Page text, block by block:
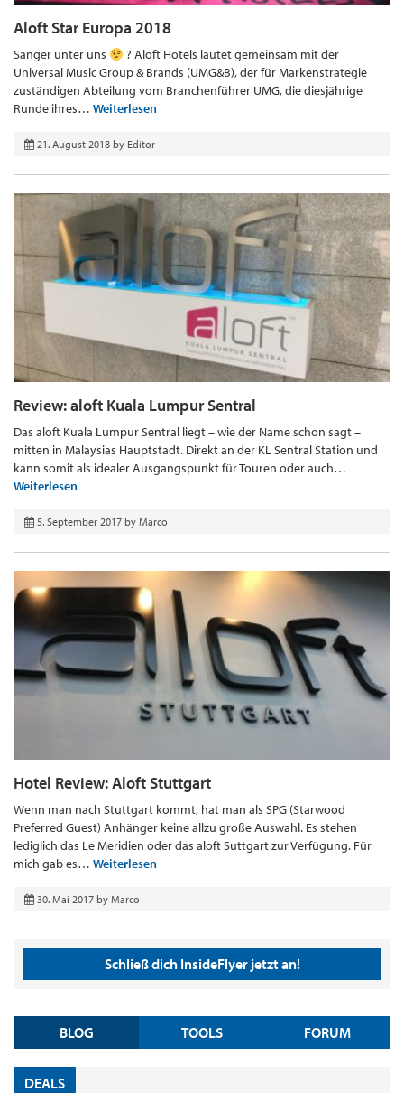
Aloft Star Europa 2018
Sänger unter uns
? Aloft Hotels läutet gemeinsam mit der
Universal Music Group & Brands (UMG&B), der für Markenstrategie
zuständigen Abteilung vom Branchenführer UMG, die diesjährige
Runde ihres… Weiterlesen
21. August 2018 by Editor
Review: aloft Kuala Lumpur Sentral
Das aloft Kuala Lumpur Sentral liegt – wie der Name schon sagt –
mitten in Malaysias Hauptstadt. Direkt an der KL Sentral Station und
kann somit als idealer Ausgangspunkt für Touren oder auch…
Weiterlesen
5. September 2017 by Marco
Hotel Review: Aloft Stuttgart
Wenn man nach Stuttgart kommt, hat man als SPG (Starwood
Preferred Guest) Anhänger keine allzu große Auswahl. Es stehen
lediglich das Le Meridien oder das aloft Suttgart zur Verfügung. Für
mich gab es… Weiterlesen
30. Mai 2017 by Marco
Schließ dich InsideFlyer jetzt an!
BLOG TOOLS FORUM
DEALS